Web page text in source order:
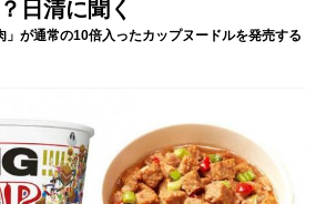
日清に聞く
」が通常の10倍入ったカップヌードルを発売する